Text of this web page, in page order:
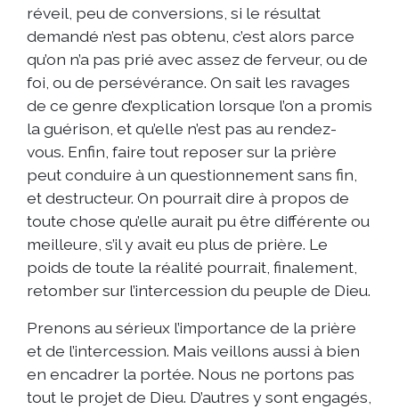
réveil, peu de conversions, si le résultat
demandé n’est pas obtenu, c’est alors parce
qu’on n’a pas prié avec assez de ferveur, ou de
foi, ou de persévérance. On sait les ravages
de ce genre d’explication lorsque l’on a promis
la guérison, et qu’elle n’est pas au rendez-
vous. Enfin, faire tout reposer sur la prière
peut conduire à un questionnement sans fin,
et destructeur. On pourrait dire à propos de
toute chose qu’elle aurait pu être différente ou
meilleure, s’il y avait eu plus de prière. Le
poids de toute la réalité pourrait, finalement,
retomber sur l’intercession du peuple de Dieu.
Prenons au sérieux l’importance de la prière
et de l’intercession. Mais veillons aussi à bien
en encadrer la portée. Nous ne portons pas
tout le projet de Dieu. D’autres y sont engagés,